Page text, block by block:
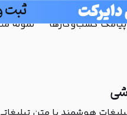
کسب‌و‌کارها نمونه
ثبت